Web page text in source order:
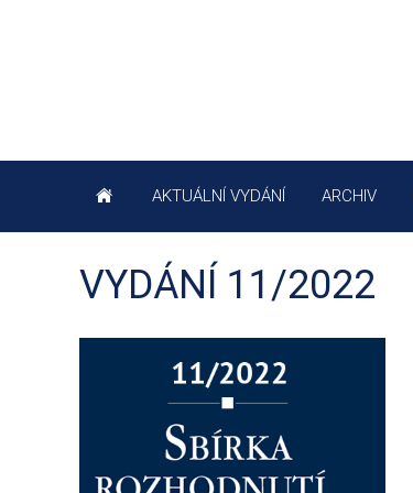
AKTUÁLNÍ VYDÁNÍ ARCHIV
VYDÁNÍ 11/2022